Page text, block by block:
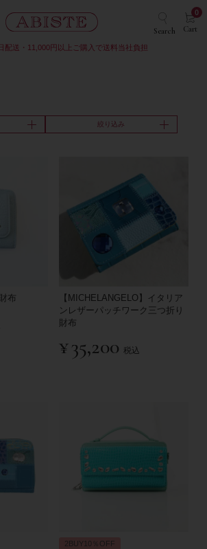
Search Cart
0
配送・11,000円以上ご購入で送料当社負担
絞り込み
布
【MICHELANGELO】イタリア
ンレザーパッチワーク三つ折り
財布
¥35,200 税込
2BUY10％OFF